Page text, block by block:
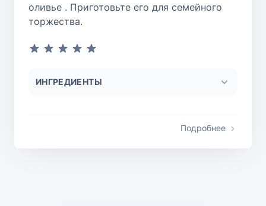
оливье . Приготовьте его для семейного
торжества.
ИНГРЕДИЕНТЫ
Подробнее